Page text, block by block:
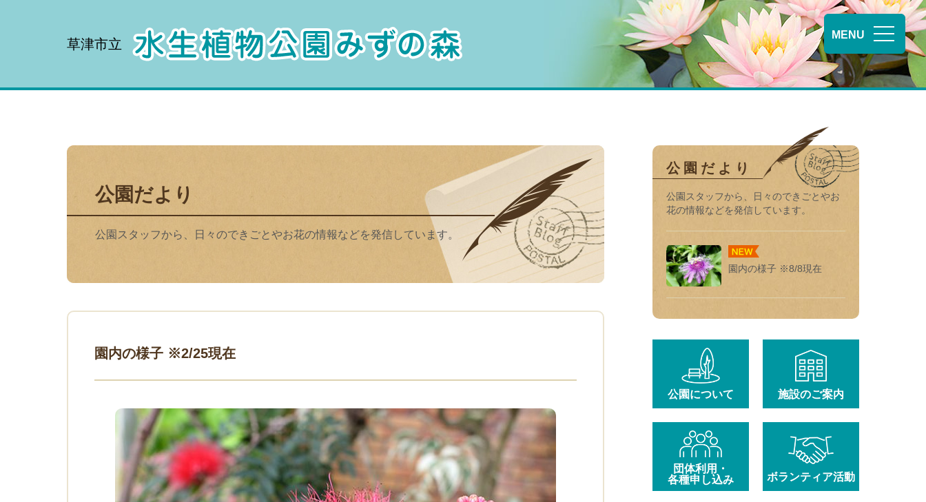
草津市立
MENU
公園だより
公園スタッフから、⽇々のできごとやお花の情報などを発信しています。
園内の様子 ※2/25現在
公園だより
公園スタッフから、⽇々のできごとやお
花の情報などを発信しています。
園内の様子 ※8/8現在
公園について 施設のご案内
団体利用・
各種申し込み
ボランティア活動